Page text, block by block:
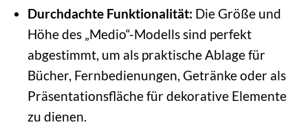
Durchdachte Funktionalität: Die Größe und
Höhe des „Medio“-Modells sind perfekt
abgestimmt, um als praktische Ablage für
Bücher, Fernbedienungen, Getränke oder als
Präsentationsfläche für dekorative Elemente
zu dienen.